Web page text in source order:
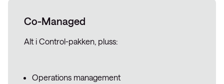
Co-Managed
Alt i Control-pakken, pluss:
Operations management